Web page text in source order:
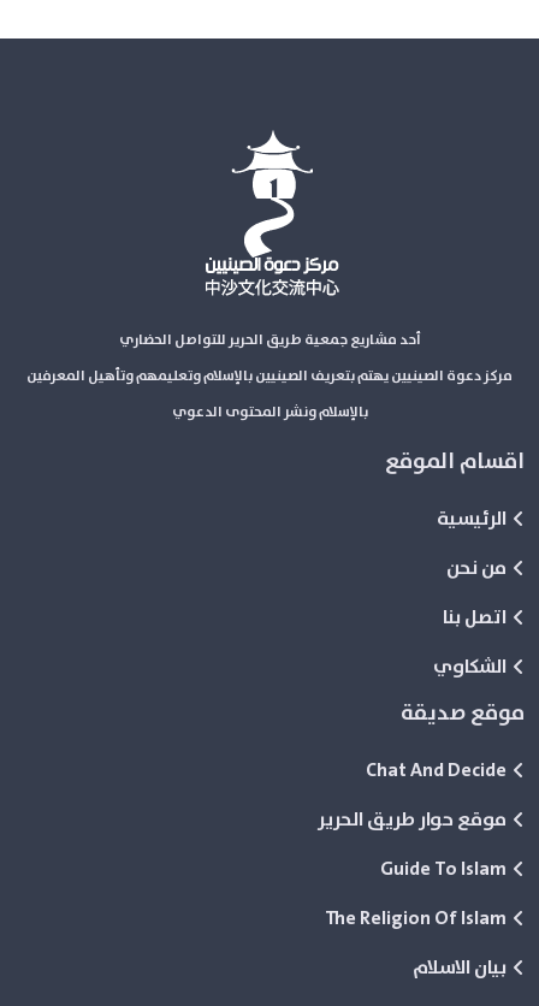
أحد مشاريع جمعية طريق الحرير للتواصل الحضاري
مركز دعوة الصينيين يهتم بتعريف الصينيين بالإسلام وتعليمهم وتأهيل المعرفين
بالإسلام ونشر المحتوى الدعوي
اقسام الموقع
الرئيسية
من نحن
اتصل بنا
الشكاوي
موقع صديقة
Chat And Decide
موقع حوار طريق الحرير
Guide To Islam
The Religion Of Islam
بيان الاسلام